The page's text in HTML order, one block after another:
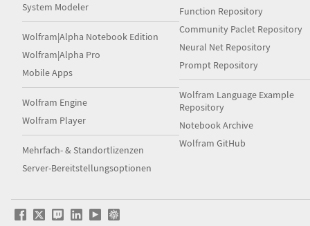
System Modeler
Wolfram|Alpha Notebook Edition
Wolfram|Alpha Pro
Mobile Apps
Wolfram Engine
Wolfram Player
Mehrfach- & Standortlizenzen
Server-Bereitstellungsoptionen
Function Repository
Community Paclet Repository
Neural Net Repository
Prompt Repository
Wolfram Language Example
Repository
Notebook Archive
Wolfram GitHub